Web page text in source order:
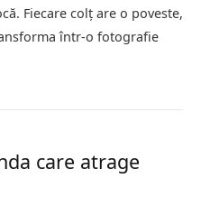
Fiecare colț are o poveste,
într-o fotografie
care atrage